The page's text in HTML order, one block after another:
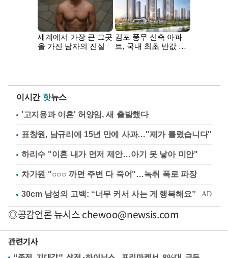
이시간 핫뉴스
'고지용과 이혼' 허양임, 새 출발했다
표창원, 남규리에 15년 만에 사과…"제가 틀렸습니다"
하리수 "이혼 내가 먼저 제안…아기 못 낳아 미안"
차가원 "○○○ 까면 주변 다 죽어"…녹취 폭로 파장
◎공감언론 뉴시스chewoo@newsis.com
관련기사